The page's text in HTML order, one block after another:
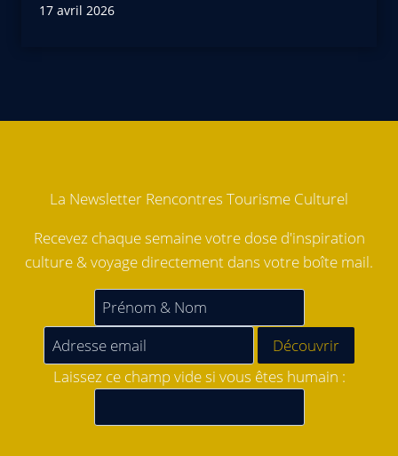
17 avril 2026
La Newsletter Rencontres Tourisme Culturel
Recevez chaque semaine votre dose d'inspiration
culture & voyage directement dans votre boîte mail.
Laissez ce champ vide si vous êtes humain :